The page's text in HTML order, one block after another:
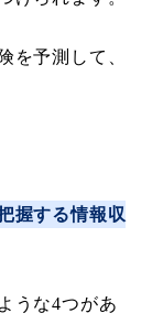
を予測して、
握する情報収
うな4つがあ